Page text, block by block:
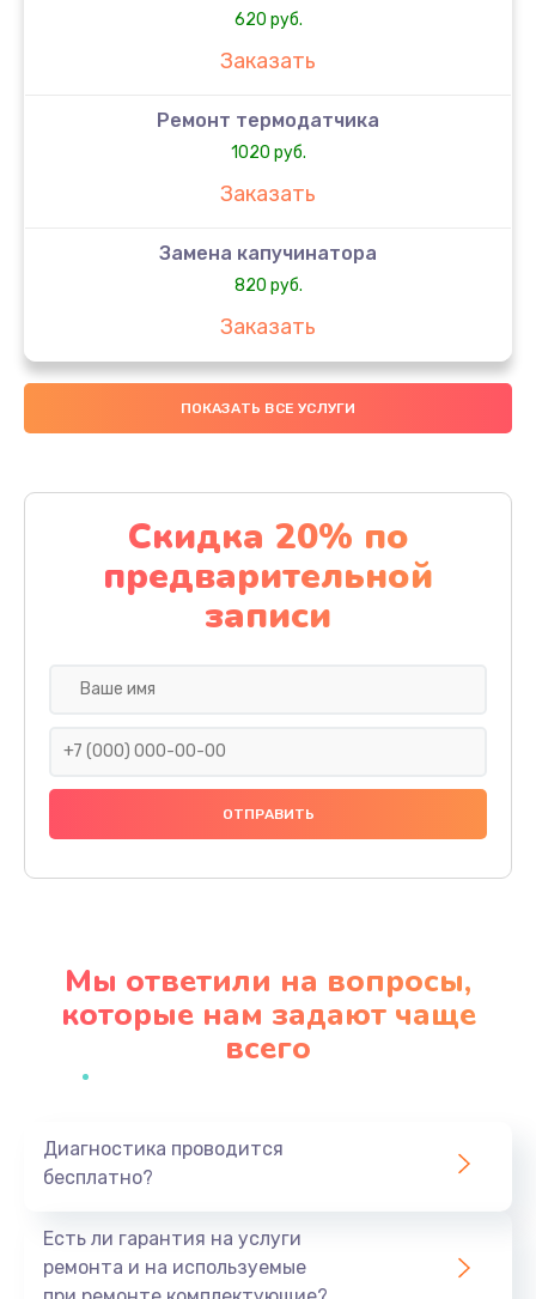
620 руб.
Заказать
Ремонт термодатчика
1020 руб.
Заказать
Замена капучинатора
820 руб.
Заказать
Ремонт ЦЗУ
820 руб.
Замена прокладок, хомутов, скобок и колец
290 руб.
Заказать
Ремонт насоса
920 руб.
Заказать
Чистка от кофейных масел
Ремонт системной платы
Заказать
ПОКАЗАТЬ ВСЕ УСЛУГИ
Скидка 20% по
предварительной
записи
Мы ответили на вопросы,
которые нам задают чаще
всего
Диагностика проводится
бесплатно?
Есть ли гарантия на услуги
ремонта и на используемые